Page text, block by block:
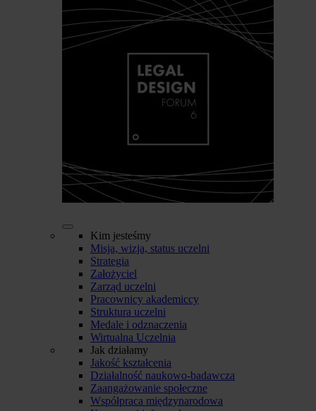
Kim jesteśmy
Misja, wizja, status uczelni
Strategia
Założyciel
Zarząd uczelni
Pracownicy akademiccy
Struktura uczelni
Medale i odznaczenia
Wirtualna Uczelnia
Jak działamy
Jakość kształcenia
Działalność naukowo-badawcza
Zaangażowanie społeczne
Współpraca międzynarodowa